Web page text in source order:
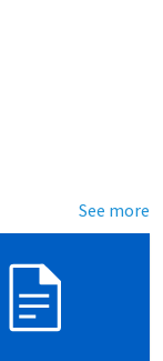
See more